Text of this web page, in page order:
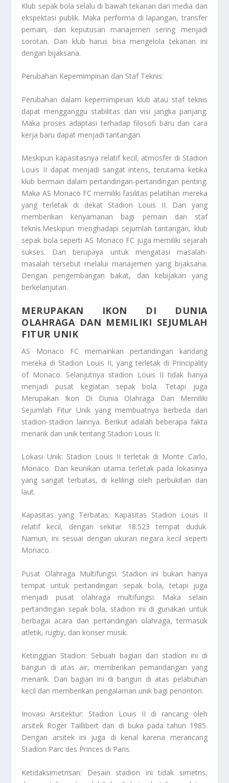
Klub sepak bola selalu di bawah tekanan dari media dan
ekspektasi publik. Maka performa di lapangan, transfer
pemain, dan keputusan manajemen sering menjadi
sorotan. Dan klub harus bisa mengelola tekanan ini
dengan bijaksana.
Perubahan Kepemimpinan dan Staf Teknis:
Perubahan dalam kepemimpinan klub atau staf teknis
dapat mengganggu stabilitas dan visi jangka panjang.
Maka proses adaptasi terhadap filosofi baru dan cara
kerja baru dapat menjadi tantangan.
Meskipun kapasitasnya relatif kecil, atmosfer di Stadion
Louis II dapat menjadi sangat intens, terutama ketika
klub bermain dalam pertandingan-pertandingan penting.
Maka AS Monaco FC memiliki fasilitas pelatihan mereka
yang terletak di dekat Stadion Louis II. Dan yang
memberikan kenyamanan bagi pemain dan staf
teknis.Meskipun menghadapi sejumlah tantangan, klub
sepak bola seperti AS Monaco FC juga memiliki sejarah
sukses. Dan berupaya untuk mengatasi masalah-
masalah tersebut melalui manajemen yang bijaksana.
Dengan pengembangan bakat, dan kebijakan yang
berkelanjutan.
MERUPAKAN IKON DI DUNIA
OLAHRAGA DAN MEMILIKI SEJUMLAH
FITUR UNIK
AS Monaco FC memainkan pertandingan kandang
mereka di Stadion Louis II, yang terletak di Principality
of Monaco. Selanjutnya stadion Louis II tidak hanya
menjadi pusat kegiatan sepak bola. Tetapi juga
Merupakan Ikon Di Dunia Olahraga Dan Memiliki
Sejumlah Fitur Unikyang membuatnya berbeda dari
stadion-stadion lainnya. Berikut adalah beberapa fakta
menarik dan unik tentang Stadion Louis II:
Lokasi Unik: Stadion Louis II terletak di Monte Carlo,
Monaco. Dan keunikan utama terletak pada lokasinya
yang sangat terbatas, di kelilingi oleh perbukitan dan
laut.
Kapasitas yang Terbatas: Kapasitas Stadion Louis II
relatif kecil, dengan sekitar 18.523 tempat duduk.
Namun, ini sesuai dengan ukuran negara kecil seperti
Monaco.
Pusat Olahraga Multifungsi: Stadion ini bukan hanya
tempat untuk pertandingan sepak bola, tetapi juga
menjadi pusat olahraga multifungsi. Maka selain
pertandingan sepak bola, stadion ini di gunakan untuk
berbagai acara dan pertandingan olahraga, termasuk
atletik, rugby, dan konser musik.
Ketinggian Stadion: Sebuah bagian dari stadion ini di
bangun di atas air, memberikan pemandangan yang
menarik. Dan bagian ini di bangun di atas pelabuhan
kecil dan memberikan pengalaman unik bagi penonton.
Inovasi Arsitektur: Stadion Louis II di rancang oleh
arsitek Roger Taillibert dan di buka pada tahun 1985.
Dengan arsitek ini juga di kenal karena merancang
Stadion Parc des Princes di Paris.
Ketidaksimetrisan: Desain stadion ini tidak simetris,